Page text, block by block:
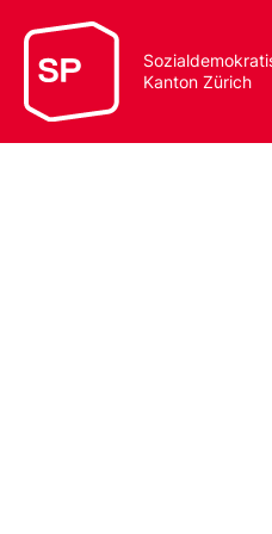
Kanton Zürich